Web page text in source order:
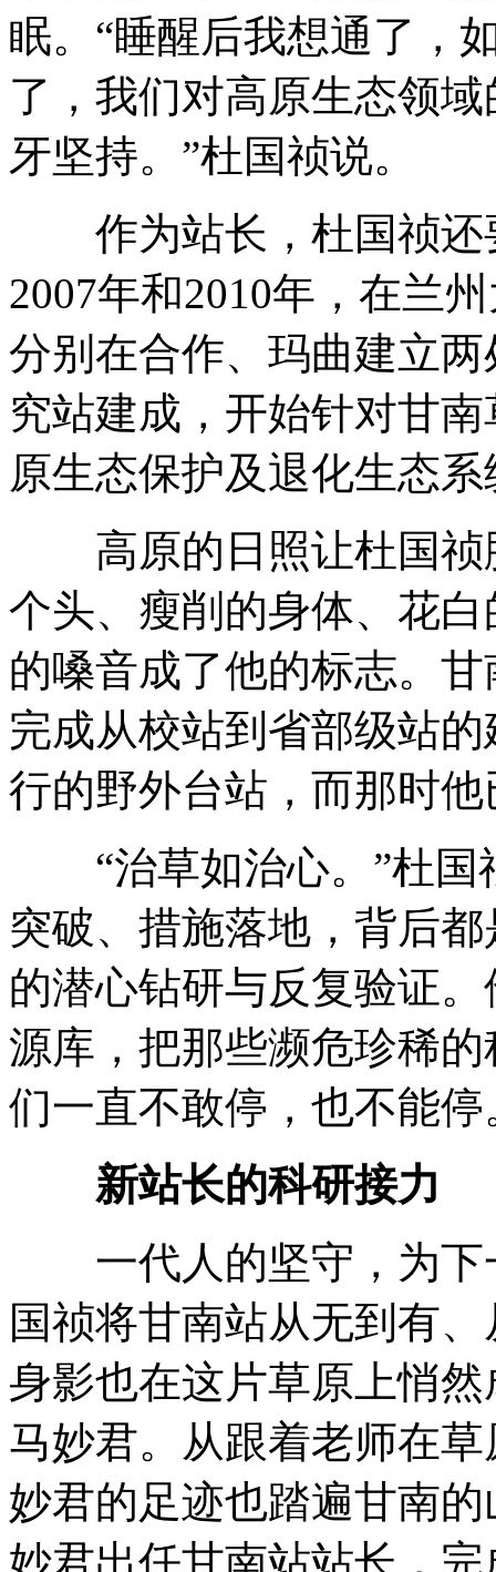
眠。“睡醒后我想通了，
了，我们对高原生态领
牙坚持。”杜国祯说。
作为站长，杜国祯还
2007年和2010年，在兰
分别在合作、玛曲建立
究站建成，开始针对甘
原生态保护及退化生态
高原的日照让杜国祯
个头、瘦削的身体、花
的嗓音成了他的标志。
完成从校站到省部级站
行的野外台站，而那时他
“治草如治心。”杜国
突破、措施落地，背后
的潜心钻研与反复验证
源库，把那些濒危珍稀
们一直不敢停，也不能停
新站长的科研接力
一代人的坚守，为下
国祯将甘南站从无到有
身影也在这片草原上悄
马妙君。从跟着老师在
妙君的足迹也踏遍甘南
妙君出任甘南站站长，